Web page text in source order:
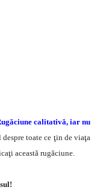
calitativă, iar nu
toate ce ţin de viaţa
această rugăciune.